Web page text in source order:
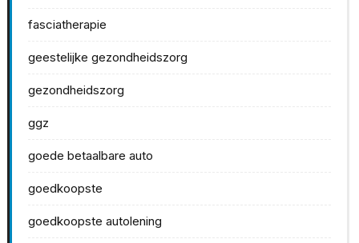
fasciatherapie
geestelijke gezondheidszorg
gezondheidszorg
ggz
goede betaalbare auto
goedkoopste
goedkoopste autolening